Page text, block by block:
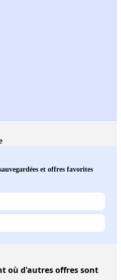
et offres favorites
où d'autres offres sont